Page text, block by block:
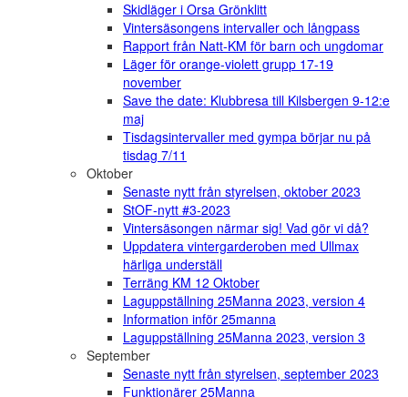
Skidläger i Orsa Grönklitt
Vintersäsongens intervaller och långpass
Rapport från Natt-KM för barn och ungdomar
Läger för orange-violett grupp 17-19
november
Save the date: Klubbresa till Kilsbergen 9-12:e
maj
Tisdagsintervaller med gympa börjar nu på
tisdag 7/11
Oktober
Senaste nytt från styrelsen, oktober 2023
StOF-nytt #3-2023
Vintersäsongen närmar sig! Vad gör vi då?
Uppdatera vintergarderoben med Ullmax
härliga underställ
Terräng KM 12 Oktober
Laguppställning 25Manna 2023, version 4
Information inför 25manna
Laguppställning 25Manna 2023, version 3
September
Senaste nytt från styrelsen, september 2023
Funktionärer 25Manna